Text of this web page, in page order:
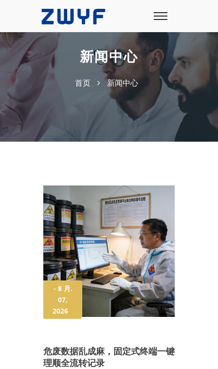
新闻中心
首页 新闻中心
- 8 月.
07,
2026
危废数据乱成麻，固定式终端一键
理顺全流转记录